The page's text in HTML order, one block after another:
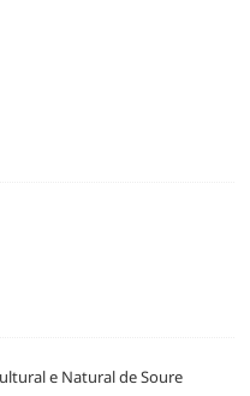
e Natural de Soure